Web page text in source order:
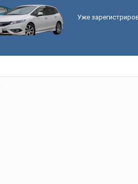
Уже